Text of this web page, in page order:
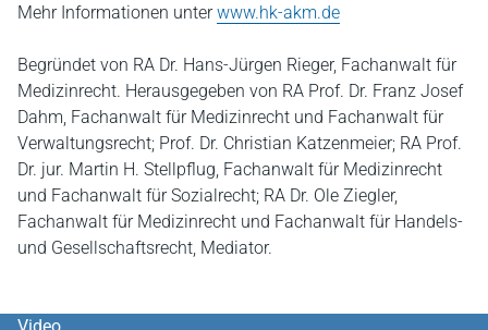
Mehr Informationen unterwww.hk-akm.de
Begründet von RA Dr. Hans-Jürgen Rieger, Fachanwalt für
Medizinrecht. Herausgegeben von RA Prof. Dr. Franz Josef
Dahm, Fachanwalt für Medizinrecht und Fachanwalt für
Verwaltungsrecht; Prof. Dr. Christian Katzenmeier; RA Prof.
Dr. jur. Martin H. Stellpflug, Fachanwalt für Medizinrecht
und Fachanwalt für Sozialrecht; RA Dr. Ole Ziegler,
Fachanwalt für Medizinrecht und Fachanwalt für Handels-
und Gesellschaftsrecht, Mediator.